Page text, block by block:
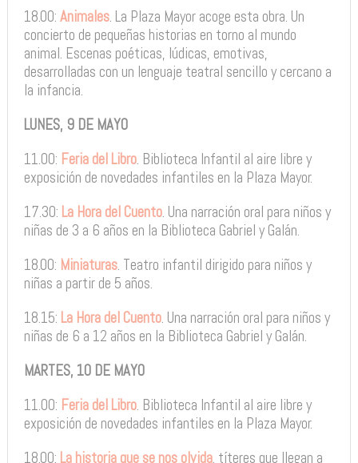
18.00: Animales. La Plaza Mayor acoge esta obra. Un
concierto de pequeñas historias en torno al mundo
animal. Escenas poéticas, lúdicas, emotivas,
desarrolladas con un lenguaje teatral sencillo y cercano a
la infancia.
LUNES, 9 DE MAYO
11.00: Feria del Libro. Biblioteca Infantil al aire libre y
exposición de novedades infantiles en la Plaza Mayor.
17.30: La Hora del Cuento. Una narración oral para niños y
niñas de 3 a 6 años en la Biblioteca Gabriel y Galán.
18.00: Miniaturas. Teatro infantil dirigido para niños y
niñas a partir de 5 años.
18.15: La Hora del Cuento. Una narración oral para niños y
niñas de 6 a 12 años en la Biblioteca Gabriel y Galán.
MARTES, 10 DE MAYO
11.00: Feria del Libro. Biblioteca Infantil al aire libre y
exposición de novedades infantiles en la Plaza Mayor.
18.00: La historia que se nos olvida. títeres que llegan a